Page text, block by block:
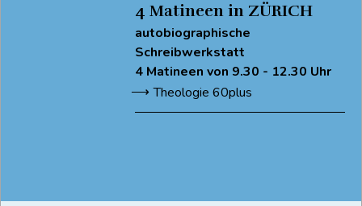
4 Matineen in ZÜRICH
autobiographische
Schreibwerkstatt
4 Matineen von 9.30 - 12.30 Uhr
Theologie 60plus